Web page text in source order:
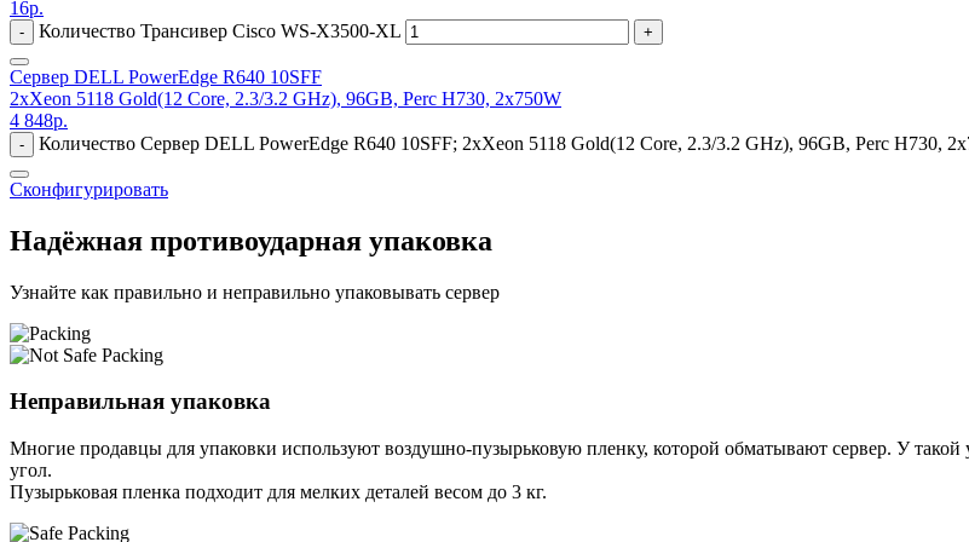
16р.
- Количество Трансивер Cisco WS-X3500-XL +
Сервер DELL PowerEdge R640 10SFF
2xXeon 5118 Gold(12 Core, 2.3/3.2 GHz), 96GB, Perc H730, 2x750W
4 848р.
- Количество Сервер DELL PowerEdge R640 10SFF; 2xXeon 5118 Gold(12 Core, 2.3/3.2 GHz), 96GB, Perc H730,
Сконфигурировать
Надёжная противоударная упаковка
Узнайте как правильно и неправильно упаковывать сервер
Неправильная упаковка
Многие продавцы для упаковки используют воздушно-пузырьковую пленку, которой обматывают сервер. У
угол.
Пузырьковая пленка подходит для мелких деталей весом до 3 кг.